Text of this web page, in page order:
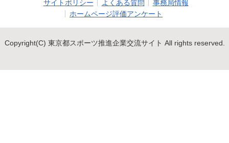
サイトポリシー よくある質問
事務局情報
ホームページ評価アンケート
Copyright(C) 東京都スポーツ推進企業交流サイト All rights reserved.